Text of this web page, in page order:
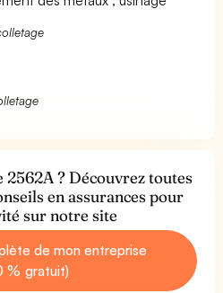
2562A ? Découvrez toutes
en assurances pour
sur notre site
de mon entreprise
% gratuit)